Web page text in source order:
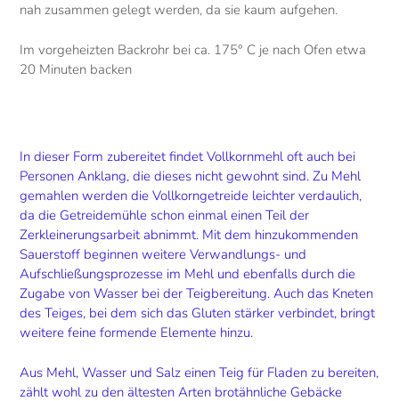
nah zusammen gelegt werden, da sie kaum aufgehen.
Im vorgeheizten Backrohr bei ca. 175° C je nach Ofen etwa
20 Minuten backen
In dieser Form zubereitet findet Vollkornmehl oft auch bei
Personen Anklang, die dieses nicht gewohnt sind. Zu Mehl
gemahlen werden die Vollkorngetreide leichter verdaulich,
da die Getreidemühle schon einmal einen Teil der
Zerkleinerungsarbeit abnimmt. Mit dem hinzukommenden
Sauerstoff beginnen weitere Verwandlungs- und
Aufschließungsprozesse im Mehl und ebenfalls durch die
Zugabe von Wasser bei der Teigbereitung. Auch das Kneten
des Teiges, bei dem sich das Gluten stärker verbindet, bringt
weitere feine formende Elemente hinzu.
Aus Mehl, Wasser und Salz einen Teig für Fladen zu bereiten,
zählt wohl zu den ältesten Arten brotähnliche Gebäcke